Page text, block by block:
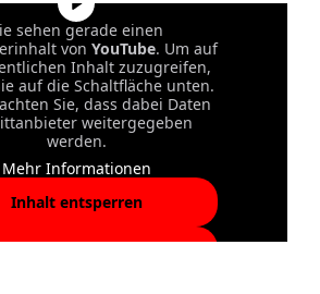
sehen gerade einen
von YouTube. Um auf
Inhalt zuzugreifen,
auf die Schaltfläche unten.
Sie, dass dabei Daten
weitergegeben
werden.
Mehr Informationen
Inhalt entsperren